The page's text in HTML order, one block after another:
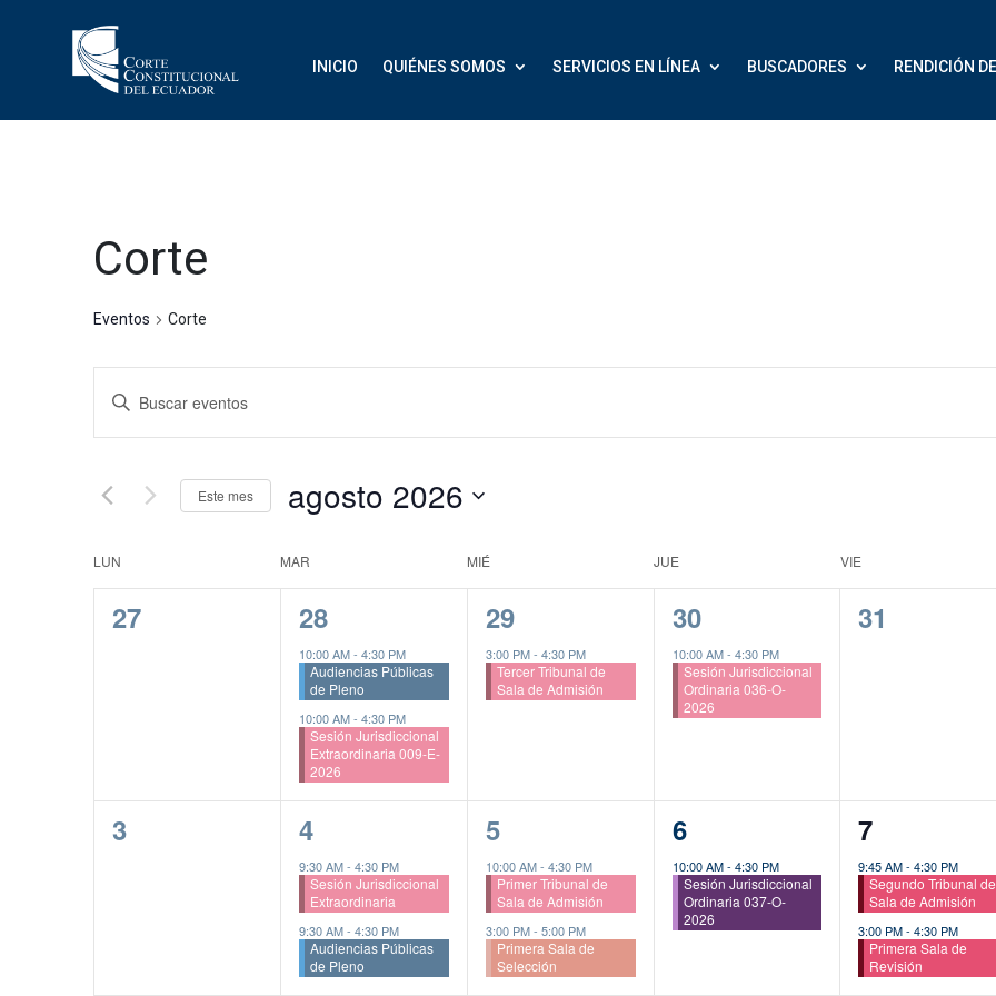
INICIO QUIÉNES SOMOS SERVICIOS EN LÍNEA BUSCADORES RENDICIÓN
Corte
Eventos Corte
Navegación
de
búsqueda
y
vistas
de
Eventos
Introduce
Busca
para
palabra
clave.
Este mes agosto 2026
fecha.
Calendario
de
LUN MAR MIÉ JUE VIE
0
27
2
eventos,
28
10:00 AM- 4:30 PM
Audiencias Públicas
de Pleno
10:00 AM- 4:30 PM
Sesión Jurisdiccional
Extraordinaria 009-E-
2026
1
evento,
29
3:00 PM- 4:30 PM
Tercer Tribunal de
Sala de Admisión
1
evento,
30
10:00 AM- 4:30 PM
Sesión Jurisdiccional
Ordinaria 036-O-
2026
0
31
0
3
2
eventos,
4
9:30 AM- 4:30 PM
Sesión Jurisdiccional
Extraordinaria
9:30 AM- 4:30 PM
Audiencias Públicas
de Pleno
2
eventos,
5
10:00 AM- 4:30 PM
Primer Tribunal de
Sala de Admisión
3:00 PM- 5:00 PM
Primera Sala de
Selección
1
evento,
6
10:00 AM- 4:30 PM
Sesión Jurisdiccional
Ordinaria 037-O-
2026
2
eventos,
7
9:45 AM-4:30 PM
Segundo Tribunal de
Sala de Admisión
3:00 PM-4:30 PM
Primera Sala de
Revisión